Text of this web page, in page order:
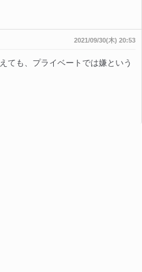
2021/09/30(木) 20:53
ても、プライベートでは嫌という